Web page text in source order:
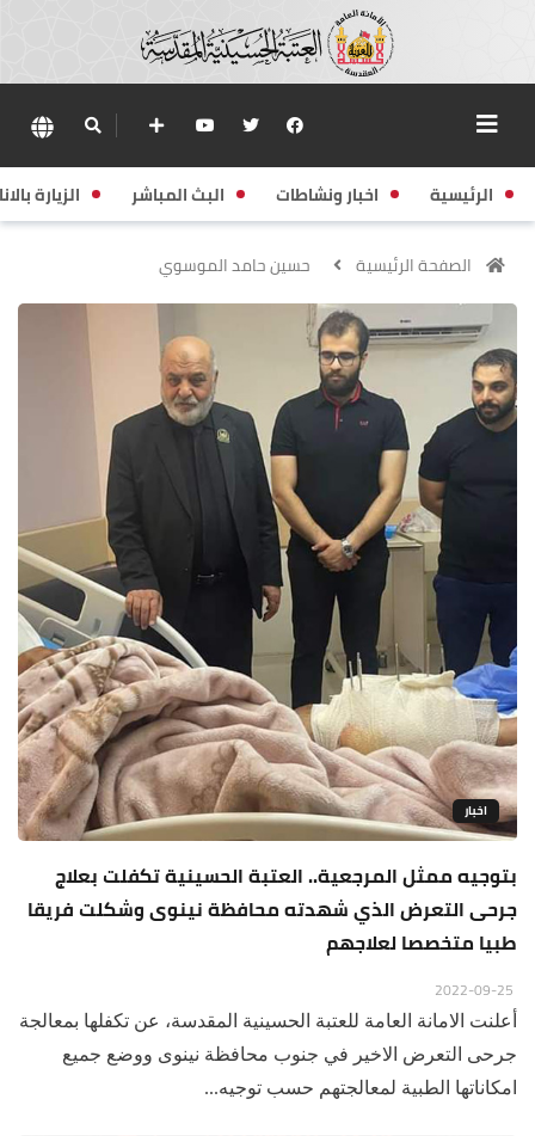
الرئيسية اخبار ونشاطات البث المباشر الزيارة
الصفحة الرئيسية حسين حامد الموسوي
اخبار
بتوجيه ممثل المرجعية.. العتبة الحسينية تكفلت بعلاج
جرحى التعرض الذي شهدته محافظة نينوى وشكلت فريقا
طبيا متخصصا لعلاجهم
أعلنت الامانة العامة للعتبة الحسينية المقدسة، عن تكفلها بمعالجة
جرحى التعرض الاخير في جنوب محافظة نينوى ووضع جميع
امكاناتها الطبية لمعالجتهم حسب توجيه...